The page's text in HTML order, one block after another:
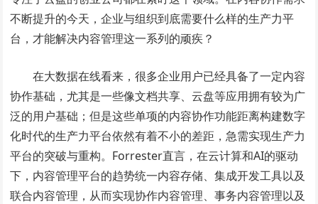
不断提升的今天，企业与组织到底需要什么样的生产力平
台，才能解决内容管理这一系列的顽疾？
在大数据在线看来，很多企业用户已经具备了一定内容
协作基础，尤其是一些像文档共享、云盘等应用拥有较为广
泛的用户基础；但是这些单项的内容协作功能距离构建数字
化时代的生产力平台依然有着不小的差距，急需实现生产力
平台的突破与重构。Forrester直言，在云计算和AI的驱动
下，内容管理平台的趋势统一内容存储、集成开发工具以及
联合内容管理，从而实现协作内容管理、事务内容管理以及